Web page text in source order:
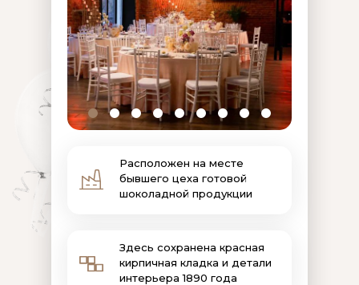
Расположен на месте
бывшего цеха готовой
шоколадной продукции
Здесь сохранена красная
кирпичная кладка и детали
интерьера 1890 года